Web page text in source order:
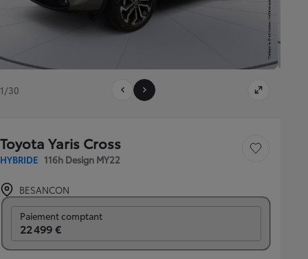
1/30
Toyota Yaris Cross
HYBRIDE 116h Design MY22
Sauvegarder le
BESANCON
Paiement comptant
22 499 €